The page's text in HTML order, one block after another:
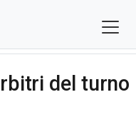
del turno